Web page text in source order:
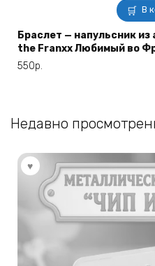
В
Браслет — напульсник
the Franxx Любимый во
550р.
Недавно